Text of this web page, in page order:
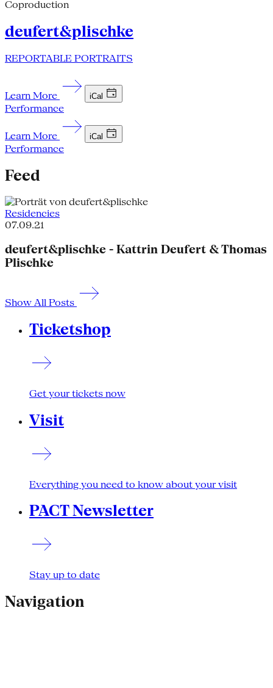
Coproduction
deufert&plischke
REPORTABLE PORTRAITS
Learn More iCal
Performance
Learn More iCal
Performance
Feed
Residencies
07.09.21
deufert&plischke - Kattrin Deufert & Thomas
Plischke
Show All Posts
Ticketshop
Get your tickets now
Visit
Everything you need to know about your visit
PACT Newsletter
Stay up to date
Navigation